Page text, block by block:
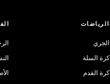
الرياضات
الجري
كرة السلة
كرة القدم